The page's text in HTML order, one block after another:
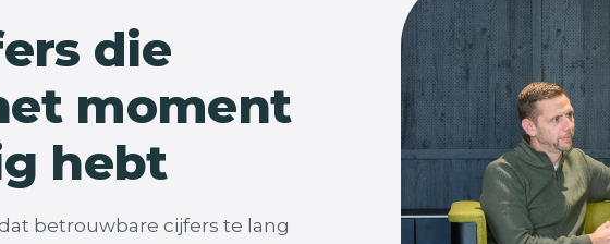
Procesautomatisering
Overtypen, nalopen, goedkeuren,
doorsturen: voorspelbaar werk voert
zichzelf voortaan uit.
die
moment
hebt
betrouwbare cijfers te lang